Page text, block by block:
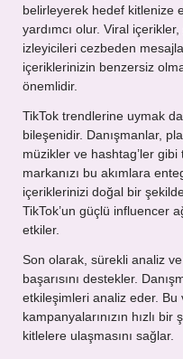
belirleyerek hedef kitlenize
yardımcı olur. Viral
izleyicileri cezbeden
içeriklerinizin benzersiz
önemlidir.
TikTok trendlerine uymak
bileşenidir. Danışmanlar,
müzikler ve hashtag’ler
markanızı bu akımlara
içeriklerinizi doğal bir
TikTok’un güçlü influencer
etkiler.
Son olarak, sürekli analiz
başarısını destekler.
etkileşimleri analiz eder. Bu
kampanyalarınızın hızlı
kitlelere ulaşmasını sağlar.